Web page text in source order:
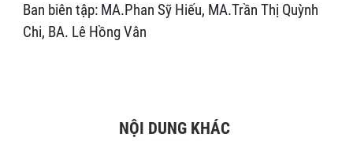
Ban biên tập: MA.Phan Sỹ Hiếu, MA.Trần Thị Quỳnh
Chi, BA. Lê Hồng Vân
NỘI DUNG KHÁC